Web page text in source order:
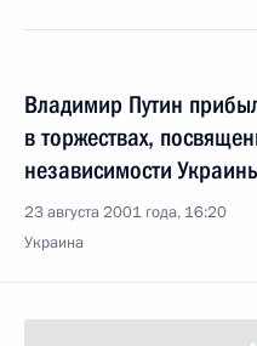
Владимир Путин
в торжествах,
независимости
23 августа 2001 года, 16:20
Украина